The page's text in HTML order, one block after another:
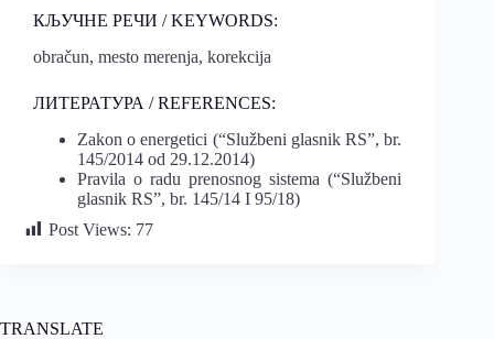
КЉУЧНЕ РЕЧИ / KEYWORDS:
obračun, mesto merenja, korekcija
ЛИТЕРАТУРА / REFERENCES:
Zakon o energetici (“Službeni glasnik RS”, br.
145/2014 od 29.12.2014)
Pravila o radu prenosnog sistema (“Službeni
glasnik RS”, br. 145/14 I 95/18)
Post Views: 77
TRANSLATE